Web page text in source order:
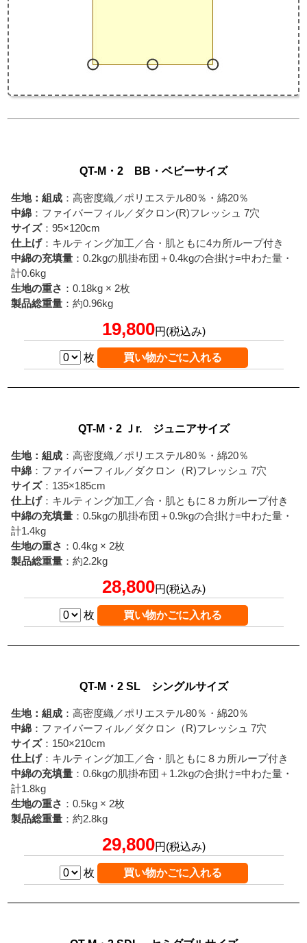
QT-M・2 BB・ベビーサイズ
生地：組成 ：高密度織／ポリエステル80％・綿20％
中綿 ：ファイバーフィル／ダクロン(R)フレッシュ 7穴
サイズ：95×120cm
仕上げ：キルティング加工／合・肌ともに4カ所ループ付き
中綿の充填量 ：0.2kgの肌掛布団＋0.4kgの合掛け=中わた量・
計0.6kg
生地の重さ ：0.18kg × 2枚
製品総重量 ：約0.96kg
19,800円(税込み)
枚
QT-M・2 Ｊr. ジュニアサイズ
生地：組成 ：高密度織／ポリエステル80％・綿20％
中綿 ：ファイバーフィル／ダクロン（R)フレッシュ 7穴
サイズ：135×185cm
仕上げ：キルティング加工／合・肌ともに８カ所ループ付き
中綿の充填量 ：0.5kgの肌掛布団＋0.9kgの合掛け=中わた量・
計1.4kg
生地の重さ ：0.4kg × 2枚
製品総重量 ：約2.2kg
28,800円(税込み)
枚
QT-M・2 SL シングルサイズ
生地：組成 ：高密度織／ポリエステル80％・綿20％
中綿 ：ファイバーフィル／ダクロン（R)フレッシュ 7穴
サイズ：150×210cm
仕上げ：キルティング加工／合・肌ともに８カ所ループ付き
中綿の充填量 ：0.6kgの肌掛布団＋1.2kgの合掛け=中わた量・
計1.8kg
生地の重さ ：0.5kg × 2枚
製品総重量 ：約2.8kg
29,800円(税込み)
枚